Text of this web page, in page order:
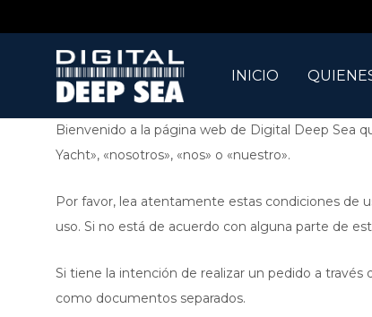
INICIO
Bienvenido a la página web de Digital Deep Sea
Yacht», «nosotros», «nos» o «nuestro».
Por favor, lea atentamente estas condiciones de
uso. Si no está de acuerdo con alguna parte de
Si tiene la intención de realizar un pedido a
como documentos separados.